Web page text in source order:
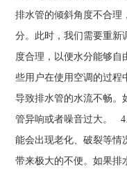
排水管的倾斜角度不合理
分。此时，我们需要重新
度合理，以便水分能够
些用户在使用空调的过程
导致排水管的水流不畅。
管异响或者噪音过大。
能会出现老化、破裂等情
带来极大的不便。如果排